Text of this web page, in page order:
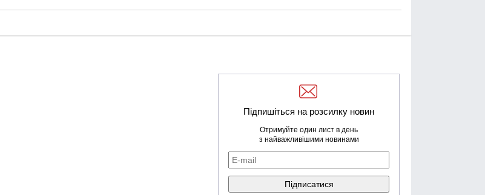
Підпишіться на розсилку новин
Отримуйте один лист в день
з найважливішими новинами